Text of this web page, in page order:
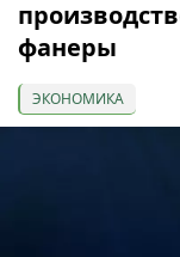
фанеры
ЭКОНОМИКА